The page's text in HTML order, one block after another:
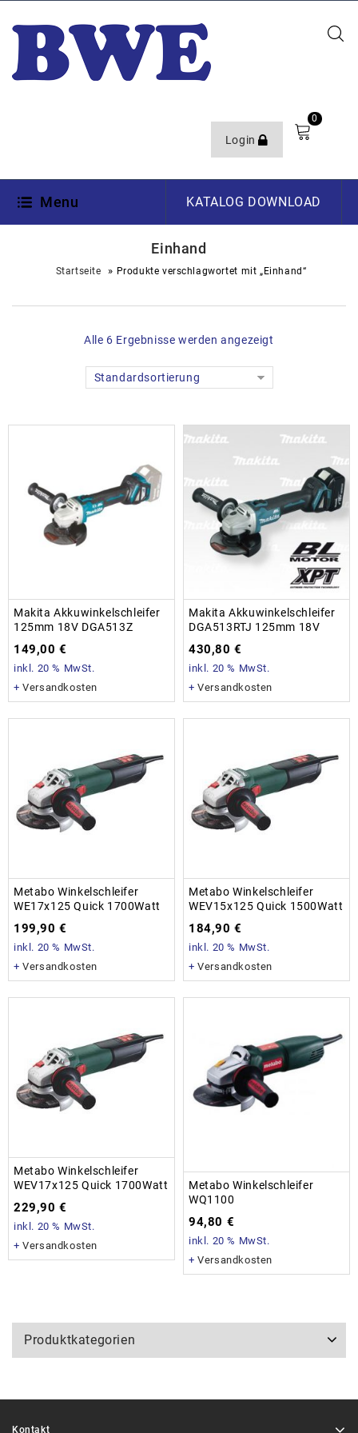
Login
0
Menu KATALOG DOWNLOAD
Einhand
Startseite » Produkte verschlagwortet mit „Einhand“
Alle 6 Ergebnisse werden angezeigt
Standardsortierung
Makita Akkuwinkelschleifer
125mm 18V DGA513Z
149,00€
inkl. 20 % MwSt.
+Versandkosten
Makita Akkuwinkelschleifer
DGA513RTJ 125mm 18V
430,80€
inkl. 20 % MwSt.
+Versandkosten
Metabo Winkelschleifer
WE17x125 Quick 1700Watt
199,90€
inkl. 20 % MwSt.
+Versandkosten
Metabo Winkelschleifer
WEV15x125 Quick 1500Watt
184,90€
inkl. 20 % MwSt.
+Versandkosten
Metabo Winkelschleifer
WEV17x125 Quick 1700Watt
229,90€
inkl. 20 % MwSt.
+Versandkosten
Metabo Winkelschleifer
WQ1100
94,80 €
inkl. 20 % MwSt.
+Versandkosten
Produktkategorien
Kontakt